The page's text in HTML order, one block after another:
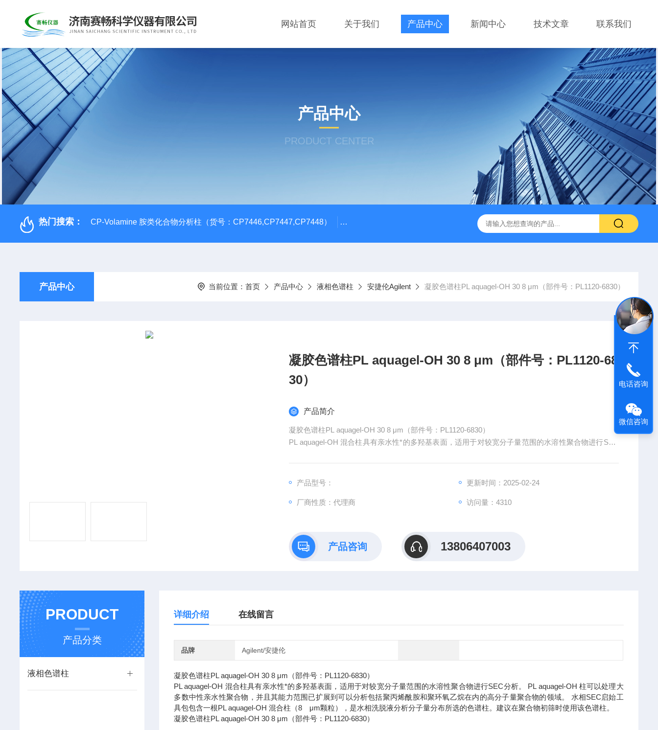
网站首页 关于我们 产品中心 新闻中心 技术文章 联系我们
产品中心
PRODUCT CENTER
热门搜索： CP-Volamine 胺类化合物分析柱（货号：CP7446,CP7447,CP7448） 岛津GL Inertsil ODS-3 4.6*250mm/5um 5020-01732 大连依利特Hypersil ODS2
产品中心 当前位置： 首页 产品中心 液相色谱柱 安捷伦Agilent 凝胶色谱柱PL aquagel-OH 30 8 μm（部件号：PL1120-6830）
凝胶色谱柱PL aquagel-OH 30 8 μm（部件号：PL1120-68
30）
产品简介
凝胶色谱柱PL aquagel-OH 30 8 μm（部件号：PL1120-6830）
PL aquagel-OH 混合柱具有亲水性*的多羟基表面，适用于对较宽分子量范围的水溶性聚合物进行SEC
产品型号：
更新时间：2025-02-24
厂商性质：代理商 访问量：4310
产品咨询 13806407003
PRODUCT
产品分类
液相色谱柱
详细介绍 在线留言
品牌 Agilent/安捷伦
凝胶色谱柱PL aquagel-OH 30 8 μm（部件号：PL1120-6830）
PL aquagel-OH 混合柱具有亲水性*的多羟基表面，适用于对较宽分子量范围的水溶性聚合物进行SEC分析。 PL aquagel-OH 柱可以处理大
多数中性亲水性聚合物，并且其能力范围已扩展到可以分析包括聚丙烯酰胺和聚环氧乙烷在内的高分子量聚合物的领域。 水相SEC启始工
具包包含一根PL aquagel-OH 混合柱（8 μm颗粒），是水相洗脱液分析分子量分布所选的色谱柱。建议在聚合物初筛时使用该色谱柱。
凝胶色谱柱PL aquagel-OH 30 8 μm（部件号：PL1120-6830）
电话咨询
微信咨询